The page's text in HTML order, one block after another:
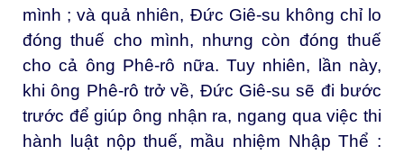
mình ; và quả nhiên, Đức Giê-su không chỉ lo
đóng thuế cho mình, nhưng còn đóng thuế
cho cả ông Phê-rô nữa. Tuy nhiên, lần này,
khi ông Phê-rô trở về, Đức Giê-su sẽ đi bước
trước để giúp ông nhận ra, ngang qua việc thi
hành luật nộp thuế, mầu nhiệm Nhập Thể :